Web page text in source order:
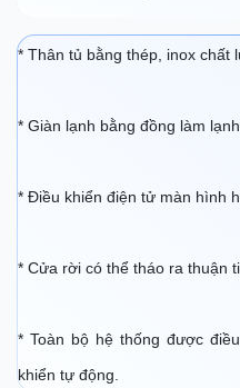
* Thân tủ bằng thép, inox chất
* Giàn lạnh bằng đồng làm
* Điều khiển điện tử màn hình
* Cửa rời có thể tháo ra thuận
* Toàn bộ hệ thống được
khiển tự động.